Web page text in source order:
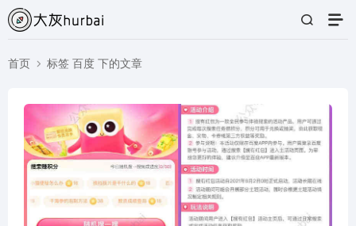
首页 标签 百度 下的文章